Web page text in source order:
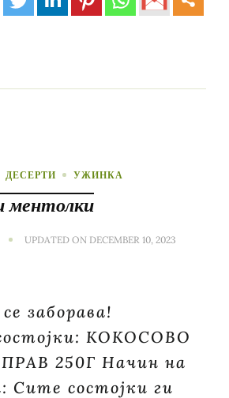
ДЕСЕРТИ УЖИНКА
ментолки
UPDATED ON DECEMBER 10, 2023
заборава!
КОКОСОВО
250Г Начин на
Сите состојки ги